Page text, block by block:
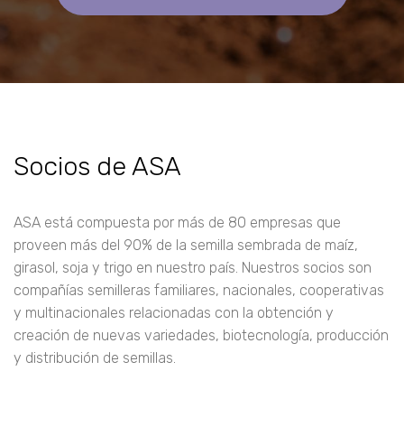
Socios de ASA
ASA está compuesta por más de 80 empresas que
proveen más del 90% de la semilla sembrada de maíz,
girasol, soja y trigo en nuestro país. Nuestros socios son
compañías semilleras familiares, nacionales, cooperativas
y multinacionales relacionadas con la obtención y
creación de nuevas variedades, biotecnología, producción
y distribución de semillas.